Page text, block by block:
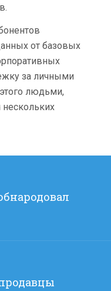
от базовых
за личными
людьми,
нескольких